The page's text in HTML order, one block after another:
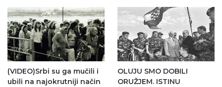
(VIDEO)Srbi su ga mučili i
ubili na najokrutniji način
OLUJU SMO DOBILI
ORUŽJEM. ISTINU